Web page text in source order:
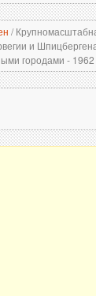
/
и
городами - 1962